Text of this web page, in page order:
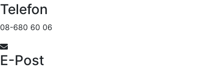
Telefon
08-680 60 06
E-Post